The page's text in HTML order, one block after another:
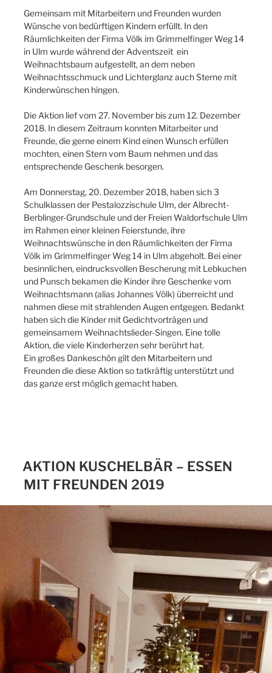
Gemeinsam mit Mitarbeitern und Freunden wurden
Wünsche von bedürftigen Kindern erfüllt. In den
Räumlichkeiten der Firma Völk im Grimmelfinger Weg 14
in Ulm wurde während der Adventszeit ein
Weihnachtsbaum aufgestellt, an dem neben
Weihnachtsschmuck und Lichterglanz auch Sterne mit
Kinderwünschen hingen.
Die Aktion lief vom 27. November bis zum 12. Dezember
2018. In diesem Zeitraum konnten Mitarbeiter und
Freunde, die gerne einem Kind einen Wunsch erfüllen
mochten, einen Stern vom Baum nehmen und das
entsprechende Geschenk besorgen.
Am Donnerstag, 20. Dezember 2018, haben sich 3
Schulklassen der Pestalozzischule Ulm, der Albrecht-
Berblinger-Grundschule und der Freien Waldorfschule Ulm
im Rahmen einer kleinen Feierstunde, ihre
Weihnachtswünsche in den Räumlichkeiten der Firma
Völk im Grimmelfinger Weg 14 in Ulm abgeholt. Bei einer
besinnlichen, eindrucksvollen Bescherung mit Lebkuchen
und Punsch bekamen die Kinder ihre Geschenke vom
Weihnachtsmann (alias Johannes Völk) überreicht und
nahmen diese mit strahlenden Augen entgegen. Bedankt
haben sich die Kinder mit Gedichtvorträgen und
gemeinsamem Weihnachtslieder-Singen. Eine tolle
Aktion, die viele Kinderherzen sehr berührt hat.
Ein großes Dankeschön gilt den Mitarbeitern und
Freunden die diese Aktion so tatkräftig unterstützt und
das ganze erst möglich gemacht haben.
AKTION KUSCHELBÄR – ESSEN
MIT FREUNDEN 2019